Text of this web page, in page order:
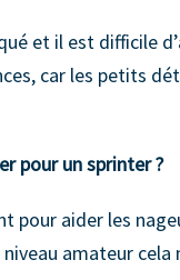
et il est difficile
car les petits
pour un sprinter ?
pour aider les
amateur cela